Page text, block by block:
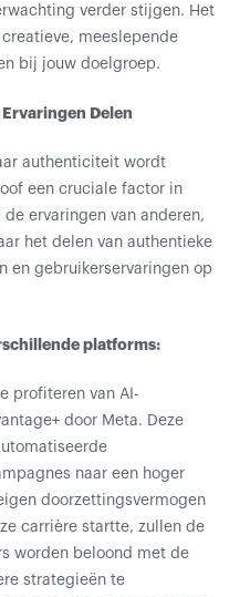
verder stijgen. Het
meeslepende
bij jouw doelgroep.
Delen
authenticiteit wordt
een cruciale factor in
ervaringen van anderen,
het delen van authentieke
en gebruikerservaringen op
platforms:
profiteren van AI-
door Meta. Deze
naar een hoger
doorzettingsvermogen
carrière startte, zullen de
worden beloond met de
strategieën te